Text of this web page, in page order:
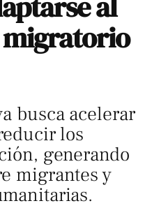
busca acelerar
los
generando
migrantes y